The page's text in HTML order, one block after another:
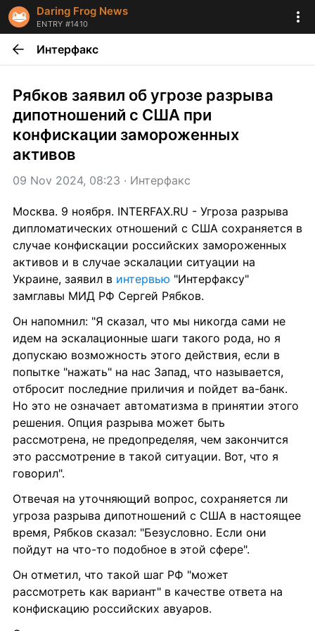
Daring Frog News
ENTRY #1410
Интерфакс
Рябков заявил об угрозе разрыва
дипотношений с США при
конфискации замороженных
активов
09 Nov 2024, 08:23 · Интерфакс
Москва. 9 ноября. INTERFAX.RU - Угроза разрыва
дипломатических отношений с США сохраняется в
случае конфискации российских замороженных
активов и в случае эскалации ситуации на
Украине, заявил в интервью "Интерфаксу"
замглавы МИД РФ Сергей Рябков.
Он напомнил: "Я сказал, что мы никогда сами не
идем на эскалационные шаги такого рода, но я
допускаю возможность этого действия, если в
попытке "нажать" на нас Запад, что называется,
отбросит последние приличия и пойдет ва-банк.
Но это не означает автоматизма в принятии этого
решения. Опция разрыва может быть
рассмотрена, не предопределяя, чем закончится
это рассмотрение в такой ситуации. Вот, что я
говорил".
Отвечая на уточняющий вопрос, сохраняется ли
угроза разрыва дипотношений с США в настоящее
время, Рябков сказал: "Безусловно. Если они
пойдут на что-то подобное в этой сфере".
Он отметил, что такой шаг РФ "может
рассмотреть как вариант" в качестве ответа на
конфискацию российских авуаров.